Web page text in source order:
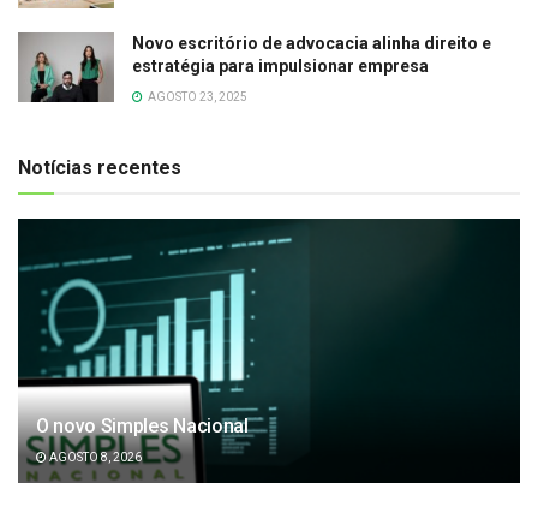
Novo escritório de advocacia alinha direito e
estratégia para impulsionar empresa
AGOSTO 23, 2025
Notícias recentes
O novo Simples Nacional
AGOSTO 8, 2026